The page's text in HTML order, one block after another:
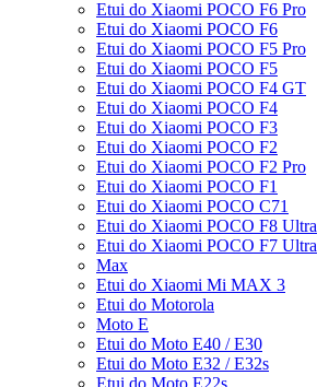
Etui do Xiaomi POCO F6 Pro
Etui do Xiaomi POCO F6
Etui do Xiaomi POCO F5 Pro
Etui do Xiaomi POCO F5
Etui do Xiaomi POCO F4 GT
Etui do Xiaomi POCO F4
Etui do Xiaomi POCO F3
Etui do Xiaomi POCO F2
Etui do Xiaomi POCO F2 Pro
Etui do Xiaomi POCO F1
Etui do Xiaomi POCO C71
Etui do Xiaomi POCO F8 Ultra
Etui do Xiaomi POCO F7 Ultra
Max
Etui do Xiaomi Mi MAX 3
Etui do Motorola
Moto E
Etui do Moto E40 / E30
Etui do Moto E32 / E32s
Etui do Moto E22s